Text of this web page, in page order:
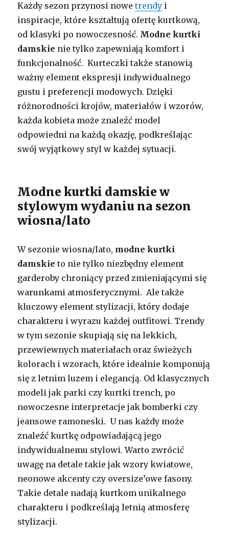
Każdy sezon przynosi nowetrendy i
inspiracje, które kształtują ofertę kurtkową,
od klasyki po nowoczesność. Modne kurtki
damskie nie tylko zapewniają komfort i
funkcjonalność. Kurteczki także stanowią
ważny element ekspresji indywidualnego
gustu i preferencji modowych. Dzięki
różnorodności krojów, materiałów i wzorów,
każda kobieta może znaleźć model
odpowiedni na każdą okazję, podkreślając
swój wyjątkowy styl w każdej sytuacji.
Modne kurtki damskie w
stylowym wydaniu na sezon
wiosna/lato
W sezonie wiosna/lato, modne kurtki
damskie to nie tylko niezbędny element
garderoby chroniący przed zmieniającymi się
warunkami atmosferycznymi. Ale także
kluczowy element stylizacji, który dodaje
charakteru i wyrazu każdej outfitowi. Trendy
w tym sezonie skupiają się na lekkich,
przewiewnych materiałach oraz świeżych
kolorach i wzorach, które idealnie komponują
się z letnim luzem i elegancją. Od klasycznych
modeli jak parki czy kurtki trench, po
nowoczesne interpretacje jak bomberki czy
jeansowe ramoneski. U nas każdy może
znaleźć kurtkę odpowiadającą jego
indywidualnemu stylowi. Warto zwrócić
uwagę na detale takie jak wzory kwiatowe,
neonowe akcenty czy oversize’owe fasony.
Takie detale nadają kurtkom unikalnego
charakteru i podkreślają letnią atmosferę
stylizacji.